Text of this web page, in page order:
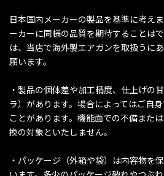
日本国内メーカーの製品を基準に考え
ーカーに同様の品質を期待することは
は、当店で海外製エアガンを取扱うに
願います。
・製品の個体差や加工精度、仕上げの
ラ）があります。場合によってはご自
ことがあります。機能面での不備また
換の対象といたしません。
・パッケージ（外箱や袋）は内容物を